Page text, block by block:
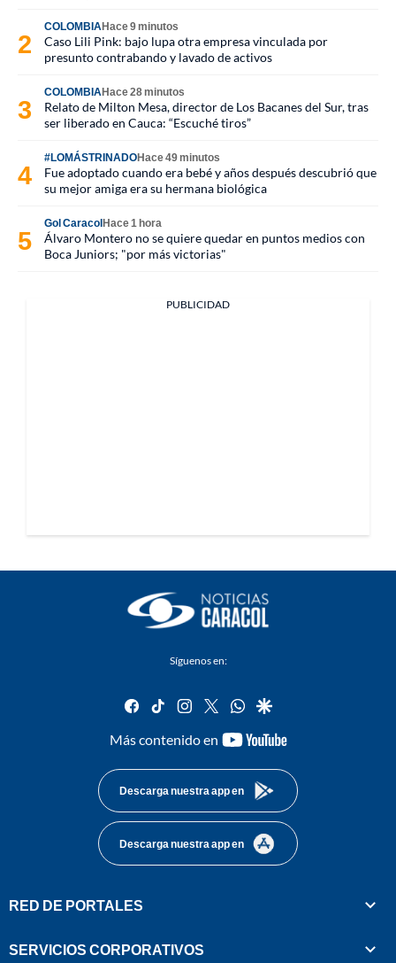
COLOMBIAHace 9 minutos
Caso Lili Pink: bajo lupa otra empresa vinculada por
presunto contrabando y lavado de activos
COLOMBIAHace 28 minutos
Relato de Milton Mesa, director de Los Bacanes del Sur, tras
ser liberado en Cauca: “Escuché tiros”
#LOMÁSTRINADOHace 49 minutos
Fue adoptado cuando era bebé y años después descubrió que
su mejor amiga era su hermana biológica
Gol CaracolHace 1 hora
Álvaro Montero no se quiere quedar en puntos medios con
Boca Juniors; "por más victorias"
PUBLICIDAD
Síguenos en:
facebook
tiktok instagram
twitterwhatsapp
google
Más contenido en
youtube-
Descarga nuestra app en
Descarga nuestra app en
RED DE PORTALES
SERVICIOS CORPORATIVOS